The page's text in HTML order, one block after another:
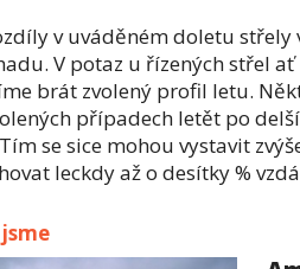
v uváděném doletu
V potaz u řízených střel
brát zvolený profil letu.
případech letět po
se sice mohou vystavit
leckdy až o desítky %